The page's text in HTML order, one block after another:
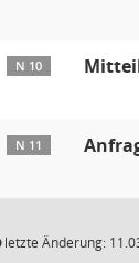
N 10
N 11
letzte Änderung: